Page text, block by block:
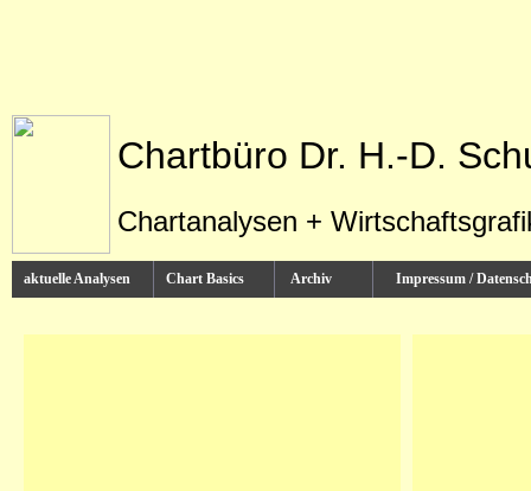
Chartbüro Dr. H.-D.
Chartanalysen +
aktuelle Analysen Chart Basics Archiv Impressum /